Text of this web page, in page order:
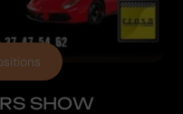
SHOW